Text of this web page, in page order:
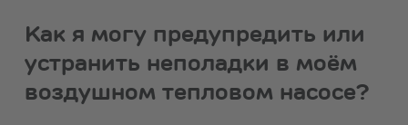
Как я могу предупредить или
устранить неполадки в моём
воздушном тепловом насосе?